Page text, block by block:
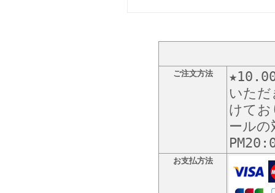
ご注文方法
いた
けて
ールの
お支払方法